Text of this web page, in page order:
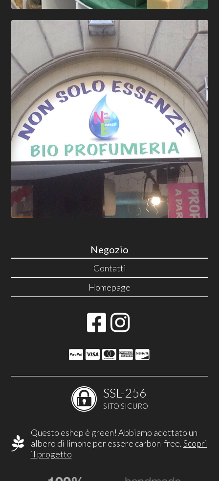
Negozio
Contatti
Homepage
SSL-256
SITO SICURO
Questo eshop è green! Abbiamo adottato un
albero di limone per essere carbon-free.Scopri
il progetto